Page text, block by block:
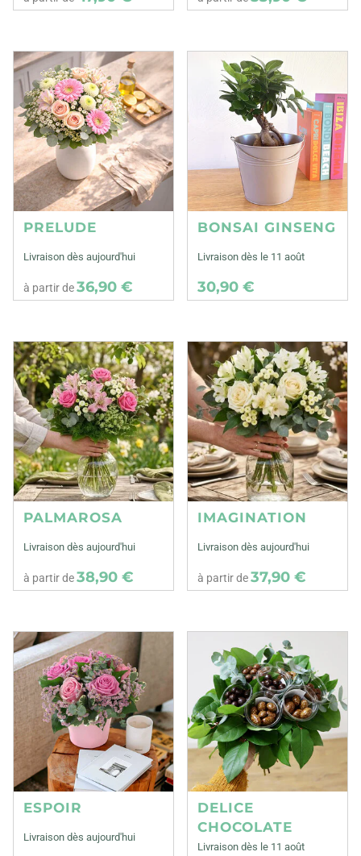
PRELUDE
Livraison dès aujourd'hui
à partir de36,90 €
BONSAI GINSENG
Livraison dès le 11 août
30,90 €
PALMAROSA
Livraison dès aujourd'hui
à partir de38,90 €
IMAGINATION
Livraison dès aujourd'hui
à partir de37,90 €
ESPOIR
Livraison dès aujourd'hui
DELICE
CHOCOLATE
Livraison dès le 11 août